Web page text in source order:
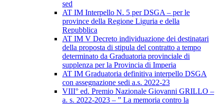
sed
AT IM Interpello N. 5 per DSGA – per le
province della Regione Liguria e della
Repubblica
AT IM V Decreto individuazione dei destinatari
della proposta di stipula del contratto a tempo
determinato da Graduatoria provinciale di
supplenza per la Provincia di Imperia
AT IM Graduatoria definitiva interpello DSGA
con assegnazione sedi a.s. 2022-23
VIII° ed. Premio Nazionale Giovanni GRILLO –
a. s. 2022-2023 – ” La memoria contro la